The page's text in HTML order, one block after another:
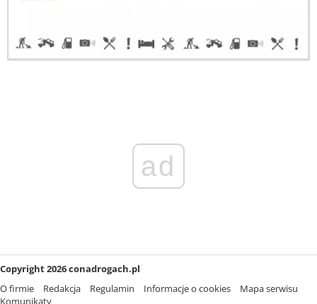
ad
Copyright 2026 conadrogach.pl
O firmie
Redakcja Regulamin Informacje o cookies
Mapa serwisu
Komunikaty